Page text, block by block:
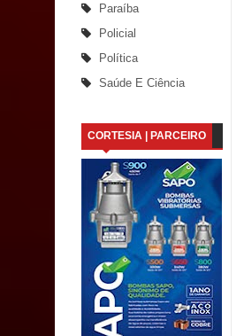
Saúde Bucal:
Caldas Brandão:
Nota de pesar:
Prefeito Major
Denise Ribeiro
Dois Gigantes da
Vereador Davyd
Assembleia
Paraíba
Policial
Política
Saúde E Ciência
CORTESIA | PARCEIRO